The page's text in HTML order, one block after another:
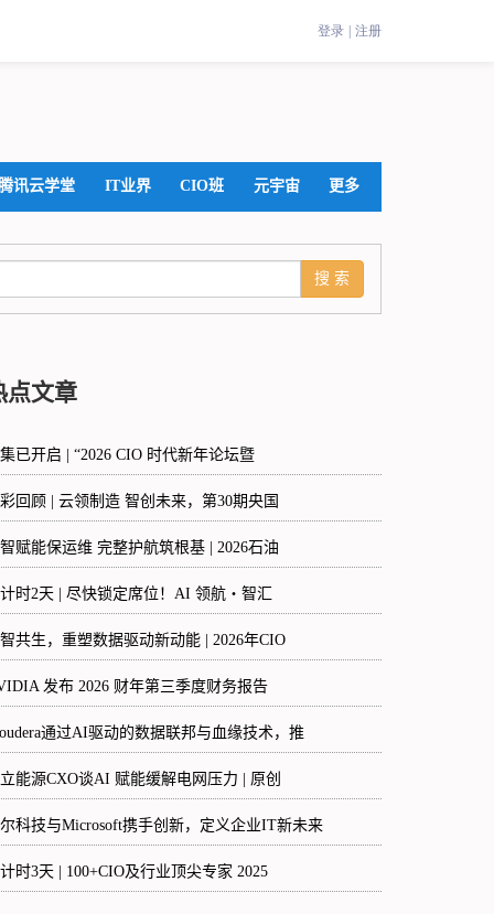
讯云学堂 IT业界 CIO班 元宇宙 更多
点文章
已开启 | “2026 CIO 时代新年论坛暨
回顾 | 云领制造 智创未来，第30期央国
赋能保运维 完整护航筑根基 | 2026石油
时2天 | 尽快锁定席位！AI 领航・智汇
共生，重塑数据驱动新动能 | 2026年CIO
发布 2026 财年第三季度财务报告
通过AI驱动的数据联邦与血缘技术，推
能源CXO谈AI 赋能缓解电网压力 | 原创
科技与Microsoft携手创新，定义企业IT新未来
时3天 | 100+CIO及行业顶尖专家 2025